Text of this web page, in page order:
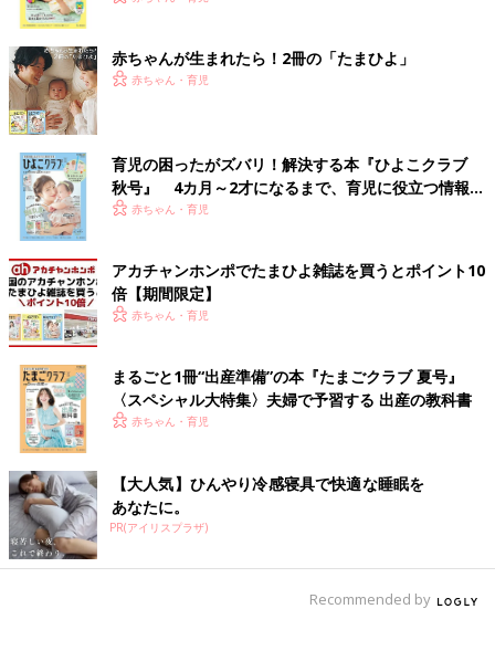
赤ちゃんが生まれたら！2冊の「たまひよ」
赤ちゃん・育児
育児の困ったがズバリ！解決する本『ひよこクラブ
秋号』 4カ月～2才になるまで、育児に役立つ情報が
いっぱい！
赤ちゃん・育児
アカチャンホンポでたまひよ雑誌を買うとポイント10
倍【期間限定】
赤ちゃん・育児
まるごと1冊“出産準備”の本『たまごクラブ 夏号』
〈スペシャル大特集〉夫婦で予習する 出産の教科書
赤ちゃん・育児
【大人気】ひんやり冷感寝具で快適な睡眠を
あなたに。
PR(アイリスプラザ)
Recommended by